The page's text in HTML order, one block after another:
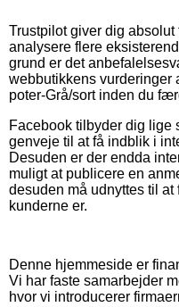
Trustpilot giver dig
analysere flere
grund er det
webbutikkens vurderinger
poter-Grå/sort inden du
Facebook tilbyder dig
genveje til at få indblik i
Desuden er der endda
muligt at publicere en
desuden må udnyttes til
kunderne er.
Denne hjemmeside er
Vi har faste samarbejder
hvor vi introducerer